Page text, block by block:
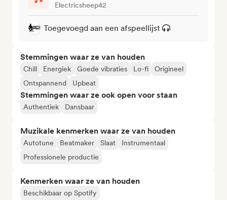
Electricsheep42
Toegevoegd aan een afspeellijst
Stemmingen waar ze van houden
Chill Energiek Goede vibraties Lo-fi
Origineel
Ontspannend
Upbeat
Stemmingen waar ze ook open voor staan
Authentiek Dansbaar
Muzikale kenmerken waar ze van houden
Autotune Beatmaker Slaat
Instrumentaal
Professionele productie
Kenmerken waar ze van houden
Beschikbaar op Spotify